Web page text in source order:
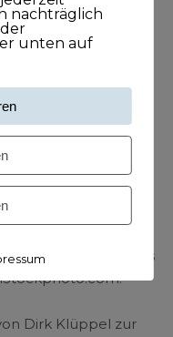
18 Abs. 2
Haftung für die
der verlinkten
sofern nicht anders
Dirk Klüppel zur
nachträglich
unten auf